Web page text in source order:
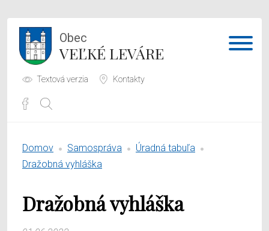
Obec
VEĽKÉ LEVÁRE
Textová verzia Kontakty
Samospráva
Domov Samospráva
Úradná tabuľa
Dražobná vyhláška
Dražobná vyhláška